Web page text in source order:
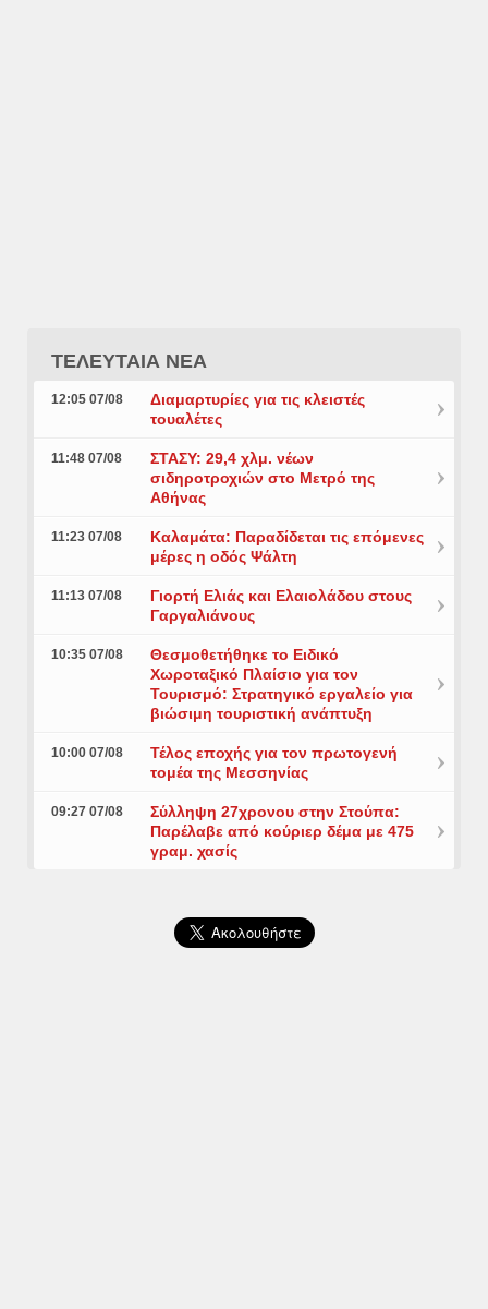
ΤΕΛΕΥΤΑΙΑ ΝΕΑ
12:05 07/08
Διαμαρτυρίες για τις κλειστές
τουαλέτες
11:48 07/08
ΣΤΑΣΥ: 29,4 χλμ. νέων
σιδηροτροχιών στο Μετρό της
Αθήνας
11:23 07/08
Καλαμάτα: Παραδίδεται τις επόμενες
μέρες η οδός Ψάλτη
11:13 07/08
Γιορτή Ελιάς και Ελαιολάδου στους
Γαργαλιάνους
10:35 07/08
Θεσμοθετήθηκε το Ειδικό
Χωροταξικό Πλαίσιο για τον
Τουρισμό: Στρατηγικό εργαλείο για
βιώσιμη τουριστική ανάπτυξη
10:00 07/08
Τέλος εποχής για τον πρωτογενή
τομέα της Μεσσηνίας
09:27 07/08
Σύλληψη 27χρονου στην Στούπα:
Παρέλαβε από κούριερ δέμα με 475
γραμ. χασίς